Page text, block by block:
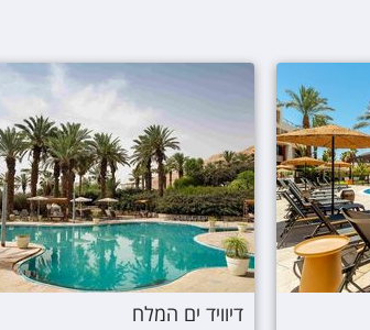
דיוויד ים המלח